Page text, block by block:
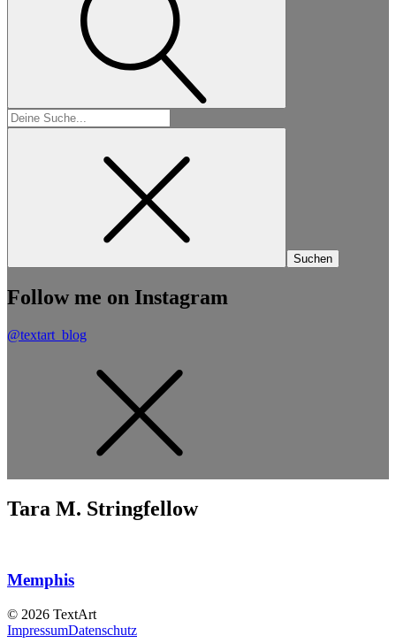
Suchen
nach:
Follow me on Instagram
@textart_blog
Tara M. Stringfellow
Memphis
© 2026 TextArt
ImpressumDatenschutz